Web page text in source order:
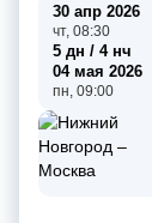
30 апр 2026
чт, 08:30
5 дн / 4 нч
04 мая 2026
пн, 09:00